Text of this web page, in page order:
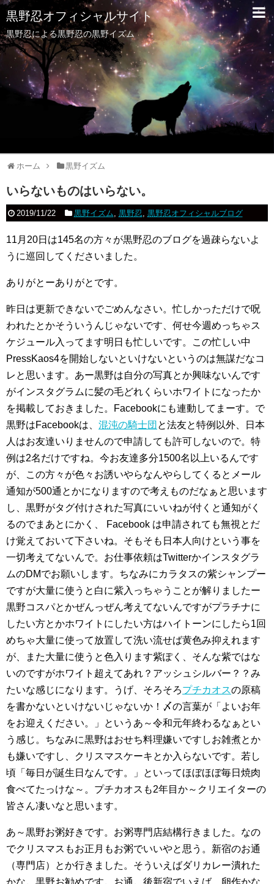
黒野忍オフィシャルサイト
黒野忍による黒野忍の黒野イズム
ホーム 黒野イズム
いらないものはいらない。
2019/11/22 黒野イズム, 黒野忍, 黒野忍オフィシャルブログ
11月20日は145名の方々が黒野忍のブログを過疎らないよ
うに巡回してくださいました。
ありがとーありがとです。
昨日は更新できないでごめんなさい。忙しかっただけで呪
われたとかそういうんじゃないです、何せ今週めっちゃス
ケジュール入ってます明日も忙しいです。この忙しい中
PressKaos4を開始しないといけないというのは無謀だなコ
レと思います。あー黒野は自分の写真とか興味ないんです
がインスタグラムに髪の毛どれくらいホワイトになったか
を掲載しておきました。Facebookにも連動してまーす。で
黒野はFacebookは、 混沌の騎士団 と法友と特例以外、日本
人はお友達いりませんので申請しても許可しないので。特
例は2名だけですね。今お友達多分1500名以上いるんです
が、この方々が色々お誘いやらなんやらしてくるとメール
通知が500通とかになりますので考えものだなぁと思います
し、黒野がタグ付けされた写真にいいねが付くと通知がく
るのでまあとにかく、 Facebook は申請されても無視とだ
け覚えておいて下さいね。そもそも日本人向けという事を
一切考えてないんで。お仕事依頼はTwitterかインスタグラ
ムのDMでお願いします。ちなみにカラタスの紫シャンプー
ですが大量に使うと白に紫入っちゃうことが解りましたー
黒野コスパとかぜんっぜん考えてないんですがプラチナに
したい方とかホワイトにしたい方はハイトーンにしたら1回
めちゃ大量に使って放置して洗い流せば黄色み抑えれます
が、また大量に使うと色入ります紫ぽく、そんな紫ではな
いのですがホワイト超えてあれ？アッシュシルバー？？み
たいな感じになります。うげ、そろそろプチカオスの原稿
を書かないといけないじゃないか！〆の言葉が「よいお年
をお迎えください。」というあ～令和元年終わるなぁとい
う感じ。ちなみに黒野はおせち料理嫌いですしお雑煮とか
も嫌いですし、クリスマスケーキとか入らないです。若し
頃「毎日が誕生日なんです。」といってほぼほぼ毎日焼肉
食べてたっけな～。プチカオスも2年目か～クリエイターの
皆さん凄いなと思います。
あ～黒野お粥好きです。お粥専門店結構行きました。なの
でクリスマスもお正月もお粥でいいやと思う。新宿のお通
（専門店）とか行きました。そういえばダリカレー潰れた
かな。黒野お勧めです。お通。後新宿でいえば、卵作かな